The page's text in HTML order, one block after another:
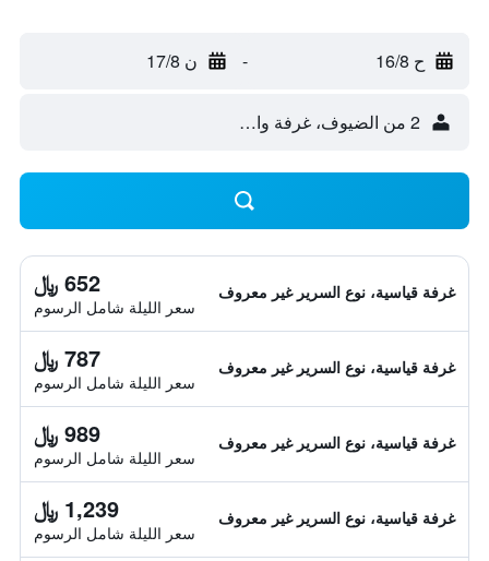
ح 16/8 - ن 17/8
2 من الضيوف، غرفة واحدة
غرفة قياسية، نوع السرير غير معروف 652 ﷼
سعر الليلة شامل الرسوم
غرفة قياسية، نوع السرير غير معروف 787 ﷼
سعر الليلة شامل الرسوم
غرفة قياسية، نوع السرير غير معروف 989 ﷼
سعر الليلة شامل الرسوم
غرفة قياسية، نوع السرير غير معروف 1,239 ﷼
سعر الليلة شامل الرسوم